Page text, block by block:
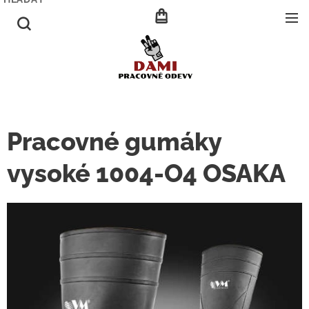
Pracovné gumáky
vysoké 1004-O4 OSAKA